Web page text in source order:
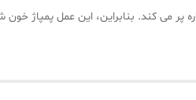
می کند. بنابراین، این عمل پمپاژ